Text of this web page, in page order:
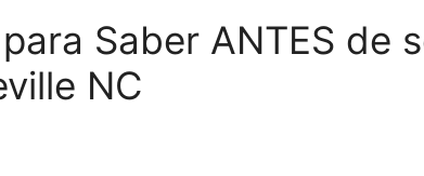
Saber ANTES de
NC